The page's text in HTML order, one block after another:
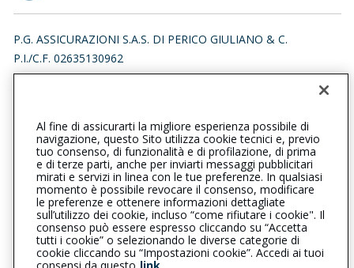
P.G. ASSICURAZIONI S.A.S. DI PERICO GIULIANO & C.
P.I./C.F. 02635130962
VIA GEROLAMO BESTETTI 16, 20852 VILLASANTA (MB)
0392325033 0399462082
villasanta@cattolica.it
p.g.assicurazionisas@pec.it
L’intermediario è soggetto al controllo dell’IVASS. Consulta il
Registro RUI al seguentelink
Al fine di assicurarti la migliore esperienza possibile di
navigazione, questo Sito utilizza cookie tecnici e, previo
tuo consenso, di funzionalità e di profilazione, di prima
e di terze parti, anche per inviarti messaggi pubblicitari
mirati e servizi in linea con le tue preferenze. In qualsiasi
momento è possibile revocare il consenso, modificare
le preferenze e ottenere informazioni dettagliate
sull’utilizzo dei cookie, incluso “come rifiutare i cookie". Il
consenso può essere espresso cliccando su “Accetta
tutti i cookie” o selezionando le diverse categorie di
cookie cliccando su “Impostazioni cookie”. Accedi ai tuoi